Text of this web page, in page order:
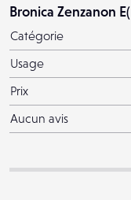
Bronica Zenzanon
Catégorie
Usage
Prix
Aucun avis